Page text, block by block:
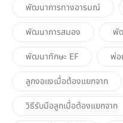
พัฒนาการทางอารมณ์
พัฒนาการสมอง
พั
พัฒนาทักษะ EF
พ่อ
ลูกงอแงเมื่อต้องแยกจาก
วิธีรับมือลูกเมื่อต้องแยกจาก